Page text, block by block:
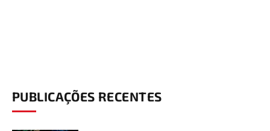
PUBLICAÇÕES RECENTES